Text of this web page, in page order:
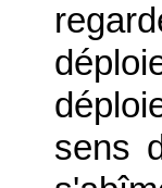
sens